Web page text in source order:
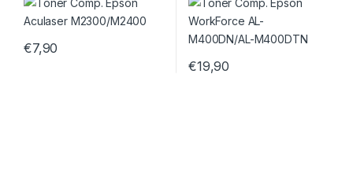
€7,90
€19,90